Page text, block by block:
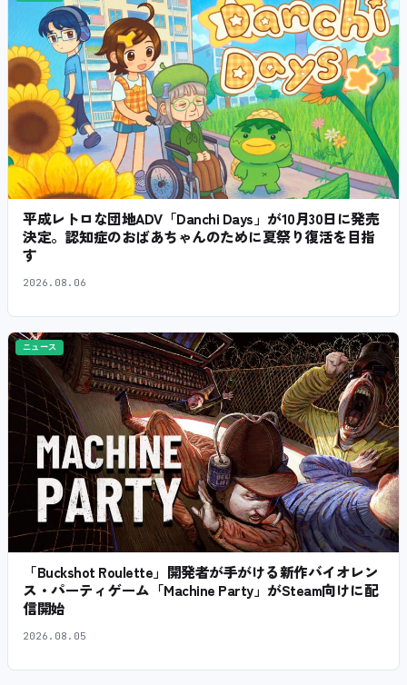
平成レトロな団地ADV「Danchi Days」が10月30日に発売
決定。認知症のおばあちゃんのために夏祭り復活を目指
す
2026.08.06
ニュース
「Buckshot Roulette」開発者が手がける新作バイオレン
ス・パーティゲーム「Machine Party」がSteam向けに配
信開始
2026.08.05